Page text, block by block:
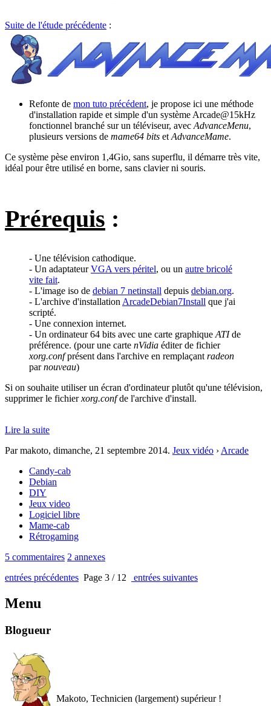
Suite de l'étude précédente :
Refonte de mon tuto précédent, je propose ici une méthode
d'installation rapide et simple d'un système Arcade@15kHz
fonctionnel branché sur un téléviseur, avec AdvanceMenu,
plusieurs versions de mame64 bits et AdvanceMame.
Ce système pèse environ 1,4Gio, sans superflu, il démarre très vite,
idéal pour être utilisé en borne, sans clavier ni souris.
Prérequis :
- Une télévision cathodique.
- Un adaptateurVGA vers péritel, ou un autre bricolé
vite fait.
- L'image iso de debian 7 netinstall depuis debian.org.
- L'archive d'installation ArcadeDebian7Install que j'ai
scripté.
- Une connexion internet.
- Un ordinateur 64 bits avec une carte graphique ATIde
préférence. (pour une carte nVidia éditer de fichier
xorg.confprésent dans l'archive en remplaçant radeon
parnouveau)
Si on souhaite utiliser un écran d'ordinateur plutôt qu'une télévision,
supprimer le fichierxorg.confde l'archive d'install.
Lire la suite
Par makoto, dimanche, 21 septembre 2014. Jeux vidéo › Arcade
Candy-cab
Debian
DIY
Jeux video
Logiciel libre
Mame-cab
Rétrogaming
5 commentaires 2 annexes
entrées précédentes Page 3 / 12 entrées suivantes
Menu
Blogueur
Makoto, Technicien (largement) supérieur !